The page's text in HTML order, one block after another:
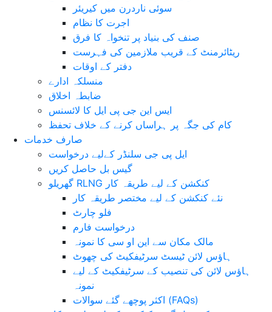
سوئی ناردرن میں کیریئر
اجرت کا نظام
صنف کی بنیاد پر تنخواہ کا فرق
ریٹائرمنٹ کے قریب ملازمین کی فہرست
دفتر کے اوقات
منسلکہ ادارے
ضابطہ اخلاق
ایس این جی پی ایل کا لائسنس
کام کی جگہ پر ہراساں کرنے کے خلاف تحفظ
صارف خدمات
ایل پی جی سلنڈر کےلیے درخواست
گیس بل حاصل کریں
گھریلو RLNG کنکشن کے لیے طریقہ کار
نئے کنکشن کے لیے مختصر طریقہ کار
فلو چارٹ
درخواست فارم
مالک مکان سے این او سی کا نمونہ
ہاؤس لائن ٹیسٹ سرٹیفکیٹ کی چھوٹ
ہاؤس لائن کی تنصیب کے سرٹیفکیٹ کے لیے
نمونہ
اکثر پوچھے گئے سوالات (FAQs)